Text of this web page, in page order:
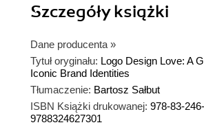
Szczegółyksiążki
Dane producenta »
Tytuł oryginału: Logo Design Love: A
Iconic Brand Identities
Tłumaczenie: Bartosz Sałbut
ISBN Książki drukowanej: 978-83-
9788324627301